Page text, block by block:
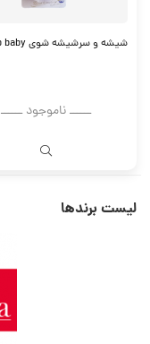
شیشه و سرشیشه شوی Romp baby
ــــــ ناموجود ــــــ
لیست برندها